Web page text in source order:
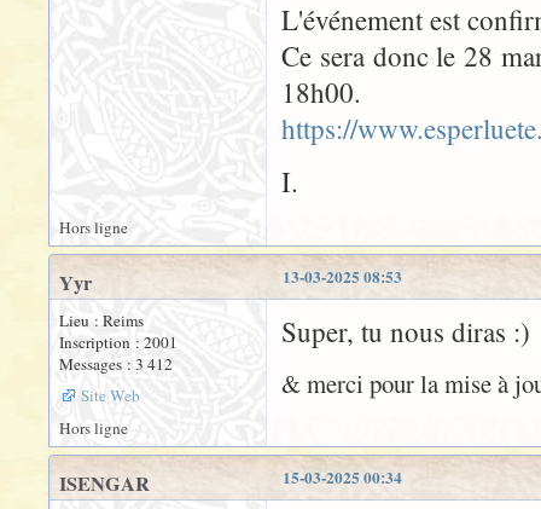
L'événement est
Ce sera donc le 28
18h00.
https://
I.
Hors ligne
13-03-2025 08:53
Yyr
Lieu : Reims
Inscription : 2001
Messages : 3 412
Site Web
Super, tu nous diras :)
& merci pour la mise à
Hors ligne
15-03-2025 00:34
ISENGAR